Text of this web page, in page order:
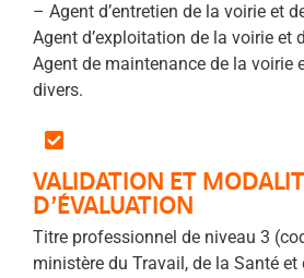
– Agent d’entretien de la voirie et
Agent d’exploitation de la voirie et
Agent de maintenance de la voirie
divers.
VALIDATION ET
D’ÉVALUATION
Titre professionnel de niveau 3
ministère du Travail, de la Santé